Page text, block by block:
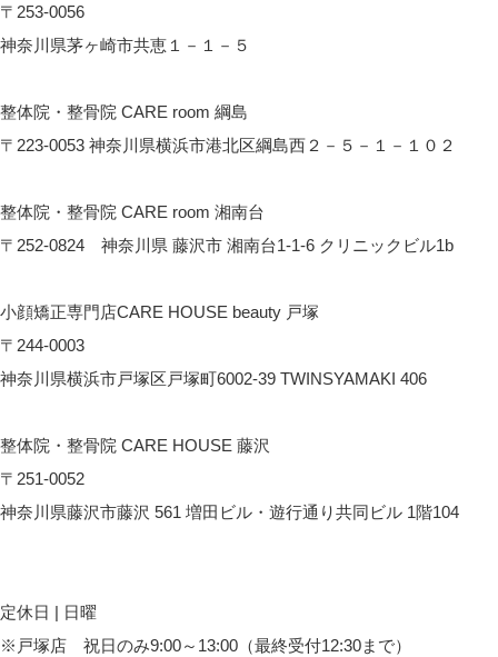
〒253-0056
神奈川県茅ヶ崎市共恵１－１－５
整体院・整骨院 CARE room 綱島
〒223-0053 神奈川県横浜市港北区綱島西２－５－１－１０２
整体院・整骨院 CARE room 湘南台
〒252-0824 神奈川県 藤沢市 湘南台1-1-6 クリニックビル1b
小顔矯正専門店CARE HOUSE beauty 戸塚
〒244-0003
神奈川県横浜市戸塚区戸塚町6002-39 TWINSYAMAKI 406
整体院・整骨院 CARE HOUSE 藤沢
〒251-0052
神奈川県藤沢市藤沢 561 増田ビル・遊行通り共同ビル 1階104
定休日 | 日曜
※戸塚店 祝日のみ9:00～13:00（最終受付12:30まで）